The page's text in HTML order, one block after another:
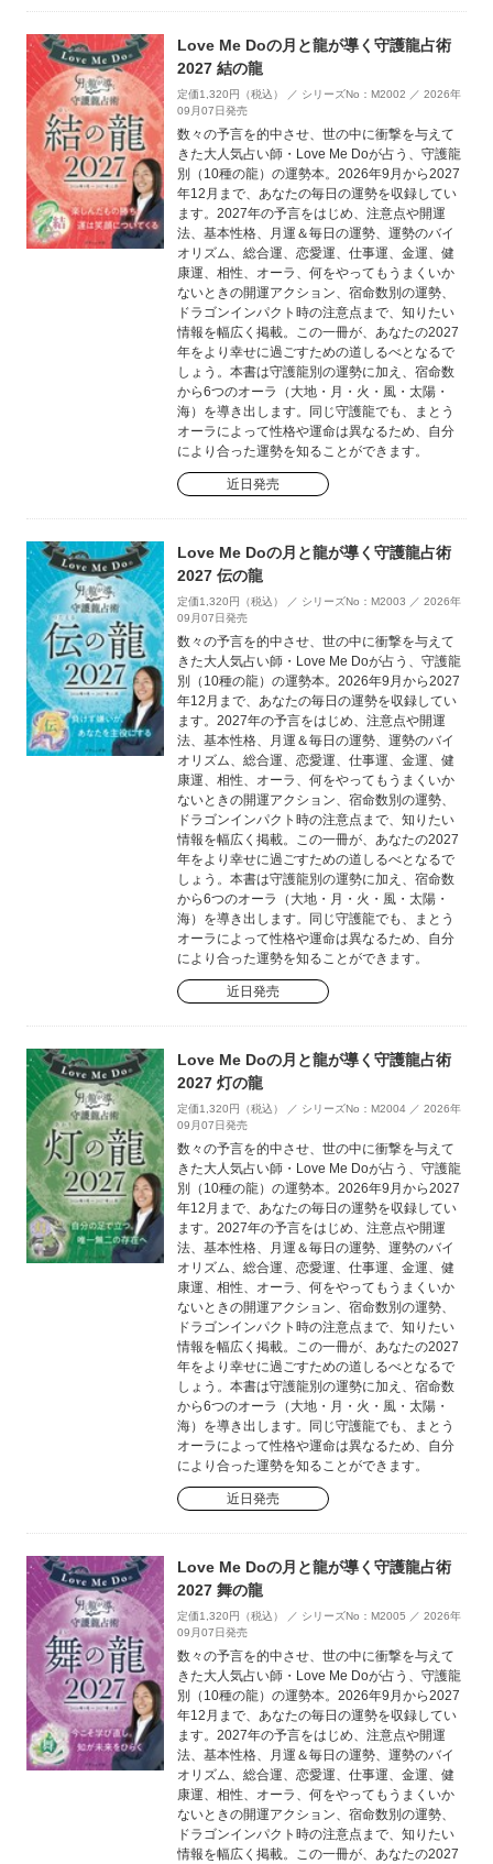
Love Me Doの月と龍が導く守護龍占術
2027 結の龍
定価1,320円（税込） ／ シリーズNo：M2002 ／ 2026年
09月07日発売
数々の予言を的中させ、世の中に衝撃を与えて
きた大人気占い師・Love Me Doが占う、守護龍
別（10種の龍）の運勢本。2026年9月から2027
年12月まで、あなたの毎日の運勢を収録してい
ます。2027年の予言をはじめ、注意点や開運
法、基本性格、月運＆毎日の運勢、運勢のバイ
オリズム、総合運、恋愛運、仕事運、金運、健
康運、相性、オーラ、何をやってもうまくいか
ないときの開運アクション、宿命数別の運勢、
ドラゴンインパクト時の注意点まで、知りたい
情報を幅広く掲載。この一冊が、あなたの2027
年をより幸せに過ごすための道しるべとなるで
しょう。本書は守護龍別の運勢に加え、宿命数
から6つのオーラ（大地・月・火・風・太陽・
海）を導き出します。同じ守護龍でも、まとう
オーラによって性格や運命は異なるため、自分
により合った運勢を知ることができます。
近日発売
Love Me Doの月と龍が導く守護龍占術
2027 伝の龍
定価1,320円（税込） ／ シリーズNo：M2003 ／ 2026年
09月07日発売
数々の予言を的中させ、世の中に衝撃を与えて
きた大人気占い師・Love Me Doが占う、守護龍
別（10種の龍）の運勢本。2026年9月から2027
年12月まで、あなたの毎日の運勢を収録してい
ます。2027年の予言をはじめ、注意点や開運
法、基本性格、月運＆毎日の運勢、運勢のバイ
オリズム、総合運、恋愛運、仕事運、金運、健
康運、相性、オーラ、何をやってもうまくいか
ないときの開運アクション、宿命数別の運勢、
ドラゴンインパクト時の注意点まで、知りたい
情報を幅広く掲載。この一冊が、あなたの2027
年をより幸せに過ごすための道しるべとなるで
しょう。本書は守護龍別の運勢に加え、宿命数
から6つのオーラ（大地・月・火・風・太陽・
海）を導き出します。同じ守護龍でも、まとう
オーラによって性格や運命は異なるため、自分
により合った運勢を知ることができます。
近日発売
Love Me Doの月と龍が導く守護龍占術
2027 灯の龍
定価1,320円（税込） ／ シリーズNo：M2004 ／ 2026年
09月07日発売
数々の予言を的中させ、世の中に衝撃を与えて
きた大人気占い師・Love Me Doが占う、守護龍
別（10種の龍）の運勢本。2026年9月から2027
年12月まで、あなたの毎日の運勢を収録してい
ます。2027年の予言をはじめ、注意点や開運
法、基本性格、月運＆毎日の運勢、運勢のバイ
オリズム、総合運、恋愛運、仕事運、金運、健
康運、相性、オーラ、何をやってもうまくいか
ないときの開運アクション、宿命数別の運勢、
ドラゴンインパクト時の注意点まで、知りたい
情報を幅広く掲載。この一冊が、あなたの2027
年をより幸せに過ごすための道しるべとなるで
しょう。本書は守護龍別の運勢に加え、宿命数
から6つのオーラ（大地・月・火・風・太陽・
海）を導き出します。同じ守護龍でも、まとう
オーラによって性格や運命は異なるため、自分
により合った運勢を知ることができます。
近日発売
Love Me Doの月と龍が導く守護龍占術
2027 舞の龍
定価1,320円（税込） ／ シリーズNo：M2005 ／ 2026年
09月07日発売
数々の予言を的中させ、世の中に衝撃を与えて
きた大人気占い師・Love Me Doが占う、守護龍
別（10種の龍）の運勢本。2026年9月から2027
年12月まで、あなたの毎日の運勢を収録してい
ます。2027年の予言をはじめ、注意点や開運
法、基本性格、月運＆毎日の運勢、運勢のバイ
オリズム、総合運、恋愛運、仕事運、金運、健
康運、相性、オーラ、何をやってもうまくいか
ないときの開運アクション、宿命数別の運勢、
ドラゴンインパクト時の注意点まで、知りたい
情報を幅広く掲載。この一冊が、あなたの2027